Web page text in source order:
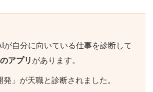
が自分に向いている仕事を診断して
アプリ があります。
」が天職と診断されました。